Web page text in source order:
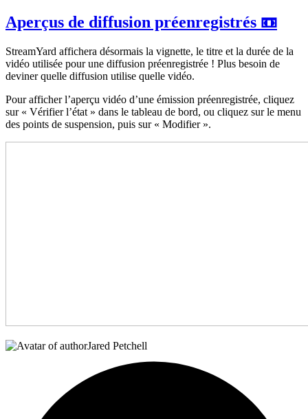
Aperçus de diffusion préenregistrés 📼
StreamYard affichera désormais la vignette, le titre et la durée de la
vidéo utilisée pour une diffusion préenregistrée ! Plus besoin de
deviner quelle diffusion utilise quelle vidéo.
Pour afficher l’aperçu vidéo d’une émission préenregistrée, cliquez
sur « Vérifier l’état » dans le tableau de bord, ou cliquez sur le menu
des points de suspension, puis sur « Modifier ».
Jared Petchell